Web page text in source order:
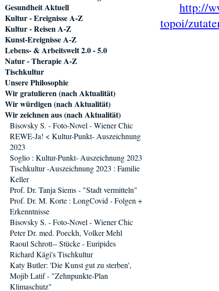
http://
topoi/
Gesundheit Aktuell
Kultur - Ereignisse A-Z
Kultur - Reisen A-Z
Kunst-Ereignisse A-Z
Lebens- & Arbeitswelt 2.0 - 5.0
Natur - Therapie A-Z
Tischkultur
Unsere Philosophie
Wir gratulieren (nach Aktualität)
Wir würdigen (nach Aktualität)
Wir zeichnen aus (nach Aktualität)
Bisovsky S. - Foto-Novel - Wiener Chic
REWE-Ja! < Kultur-Punkt- Auszeichnung
2023
Soglio : Kultur-Punkt- Auszeichnung 2023
Tischkultur -Auszeichnung 2023 : Familie
Keller
Prof. Dr. Tanja Siems - "Stadt vermitteln"
Prof. Dr. M. Korte : LongCovid - Folgen +
Erkenntnisse
Bisovsky S. - Foto-Novel - Wiener Chic
Peter Dr. med. Poeckh, Volker Mehl
Raoul Schrott-- Stücke - Euripides
Richard Kägi's Tischkultur
Katy Butler: 'Die Kunst gut zu sterben',
Mojib Latif - "Zehnpunkte-Plan
Klimaschutz"